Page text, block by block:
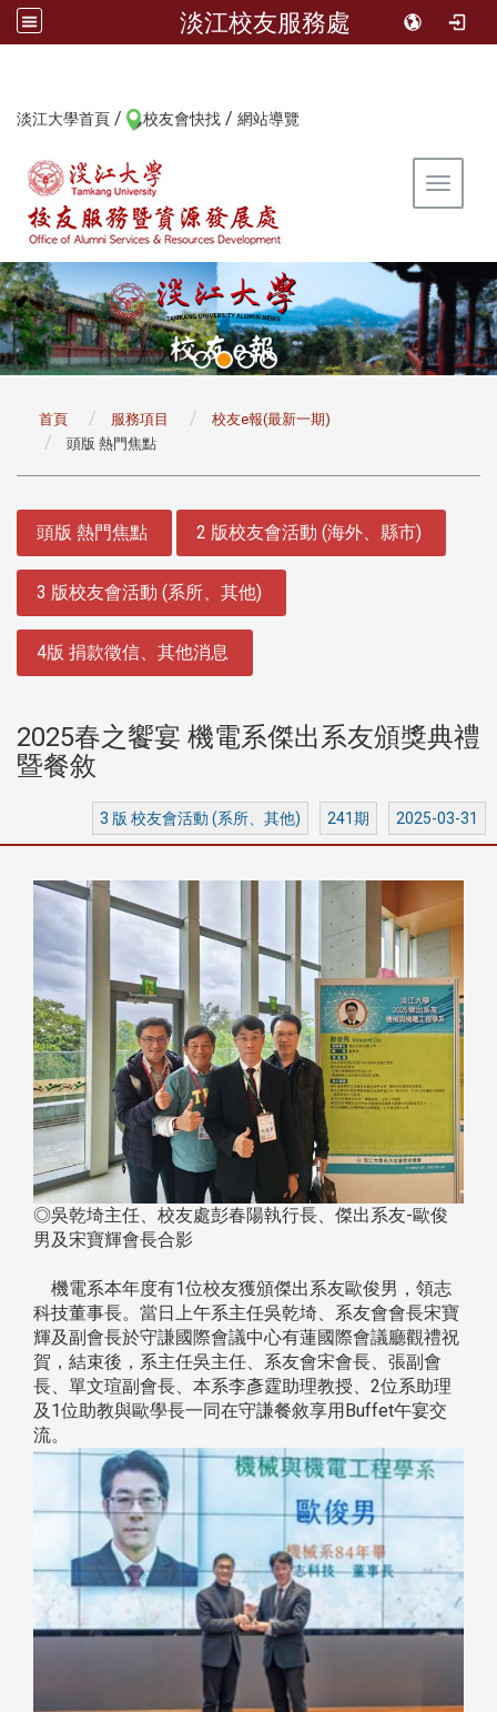
淡江校友服務處
淡江大學首頁 / 校友會快找 / 網站導覽
Toggle
首頁 服務項目
校友e報(最新一期)
頭版 熱門焦點
頭版 熱門焦點 2 版校友會活動 (海外、縣市)
3 版校友會活動 (系所、其他)
4版 捐款徵信、其他消息
2025春之饗宴 機電系傑出系友頒獎典禮
暨餐敘
3 版 校友會活動 (系所、其他) 241期 2025-03-31
◎吳乾埼主任、校友處彭春陽執行長、傑出系友-歐俊
男及宋寶輝會長合影
機電系本年度有1位校友獲頒傑出系友歐俊男，領志
科技董事長。當日上午系主任吳乾埼、系友會會長宋寶
輝及副會長於守謙國際會議中心有蓮國際會議廳觀禮祝
賀，結束後，系主任吳主任、系友會宋會長、張副會
長、單文瑄副會長、本系李彥霆助理教授、2位系助理
及1位助教與歐學長一同在守謙餐敘享用Buffet午宴交
流。